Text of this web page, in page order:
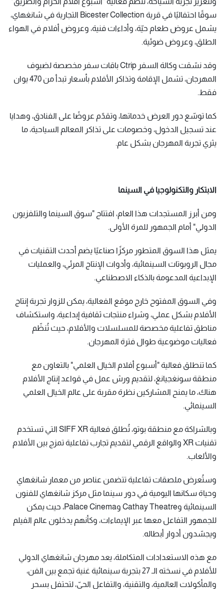
سوقًا احتفاليًا في قرية Bicester Collection التجارية في شانغهاي،
يشمل عروض طعام حيّة، وأداءات فنية، وعروض أفلام في الهواء
الطلق، وعروض ضوئية.
وقد نسّقت وكالة السفر Ctrip باقات سفر مخصصة لضيوف
المهرجان، تشمل الإقامة وتذاكر الأفلام بأسعار تبدأ من 470 يوان
فقط.
كما توسّع دور العرض خدماتها، وتقدّم عروضًا على الفنادق، وهدايا
عند تسجيل الدخول، وخصومات على تذاكر المعالم السياحية، ما
يثري تجربة المهرجان بشكل عام.
الابتكار والتكنولوجيا في السينما
ومن أبرز المستجدات هذا العام، افتتاح "سوق السينما والتلفزيون
الدولي" أمام الجمهور للمرة الأولى.
يمثل هذا السوق المتطور مركزًا صناعيًا يضم أحدث التقنيات في
مجال الروبوتات السينمائية، وأدوات الإنتاج المرئي، والعمليات
الإبداعية المدعومة بالذكاء الاصطناعي.
وفي السوق المفتوح خارج موقع الفعالية، يمكن للزوار تجربة إنتاج
الأفلام بشكل عملي، وشراء منتجات ثقافية إبداعية، واستكشاف
مناطق تفاعلية مخصصة للمسلسلات والأفلام، حيث تُنظّم
فعاليات موضوعية طوال فترة المهرجان.
كما تنطلق فعالية "أسبوع أفلام الخيال العلمي" بالتعاون مع
منطقة سونغجيانغ، لتقديم ورش عمل في قواعد إنتاج الأفلام
هناك، ما يمنح المشاركين نظرة مقربة على عالم الخيال العلمي
السينمائي.
وبالشراكة مع منطقة بوتو، تُطلق فعالية SIFF XR التي تستخدم
تقنيات XR والواقع الرقمي لتقديم تجارب تفاعلية تمزج بين الأفلام
والألعاب.
وستُعرض ملصقات تفاعلية تتضمن عناصر من معمار شانغهاي
وحياة سكانها اليومية في دور سينما مثل مركز شانغهاي للفنون
السينمائية وCathay Theatre وPalace Cinema، حيث يمكن
للجمهور التفاعل معها عبر الإيماءات، وكأنهم يدخلون عالم الفيلم
ويجسّدون أدوار أبطاله.
مع هذه الاستعدادات المتكاملة، يعد مهرجان شانغهاي الدولي
للأفلام في نسخته الـ 27 بتجربة سينمائية غنية تجمع بين الفن،
والمأكولات العالمية، والتقنية، والتفاعل الحيّ، لتحتفل بسحر